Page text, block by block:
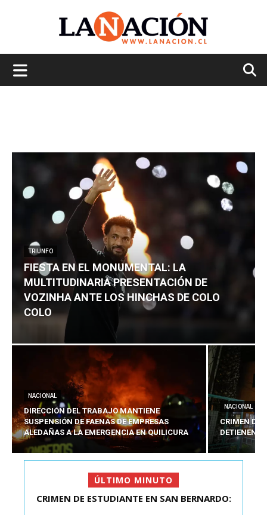
TRIUNFO
FIESTA EN EL MONUMENTAL: LA
MULTITUDINARIA PRESENTACIÓN DE
VOZINHA ANTE LOS HINCHAS DE COLO
COLO
NACIONAL
DIRECCIÓN DEL TRABAJO MANTIENE
SUSPENSIÓN DE FAENAS DE EMPRESAS
ALEDAÑAS A LA EMERGENCIA EN QUILICURA
NACIONAL
CRIMEN DE
DETIENEN
ÚLTIMO MINUTO
FIESTA EN EL MONUMENTAL: LA